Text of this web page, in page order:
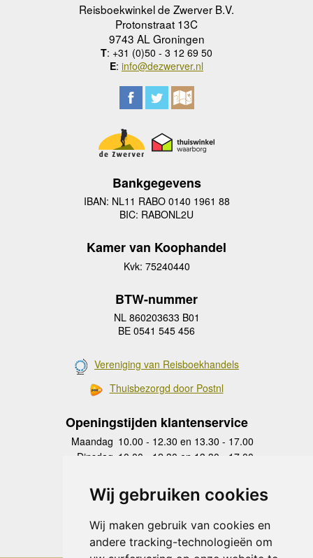
Wij gebruiken cookies
Wij maken gebruik van cookies en
andere tracking-technologieën om
Reisboekwinkel de Zwerver B.V.
Protonstraat 13C
9743 AL Groningen
T: +31 (0)50 - 3 12 69 50
E: info@dezwerver.nl
Bankgegevens
IBAN: NL11 RABO 0140 1961 88
BIC: RABONL2U
Kamer van Koophandel
Kvk: 75240440
BTW-nummer
NL 860203633 B01
BE 0541 545 456
Vereniging van Reisboekhandels
Thuisbezorgd door Postnl
Openingstijden klantenservice
Maandag 10.00 - 12.30 en 13.30 - 17.00
Dinsdag 10.00 - 12.30 en 13.30 - 17.00
Donderdag
10.00 - 12.30 en 13.30 - 17.00
Vrijdag 10.00 - 12.30 en 13.30 - 17.00
Zaterdag
gesloten
Zondag gesloten